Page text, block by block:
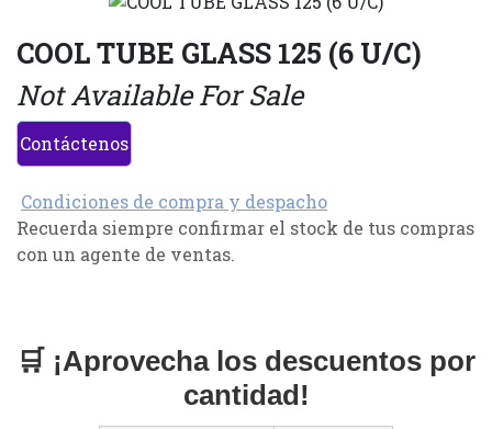
COOL TUBE GLASS 125 (6 U/C)
Not Available For Sale
Contáctenos
Condiciones de compra y despacho
Recuerda siempre confirmar el stock de tus compras
con un agente de ventas.
🛒 ¡Aprovecha los descuentos por
cantidad!